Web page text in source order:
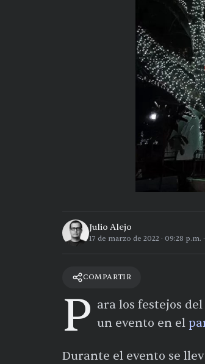
Julio Alejo
17 de marzo de 2022 · 09:28 p.m. ·
COMPARTIR
P ara los festejos
un evento en el
Durante el evento se